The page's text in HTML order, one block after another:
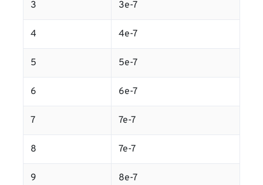
3 3e-7
4 4e-7
5 5e-7
6 6e-7
7 7e-7
8 7e-7
9 8e-7